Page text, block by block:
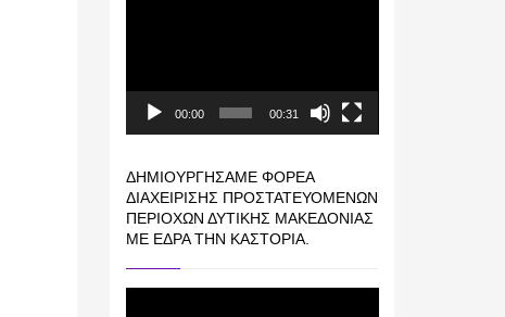
00:00 00:31
ΔΗΜΙΟΥΡΓΉΣΑΜΕ ΦΟΡΈΑ
ΔΙΑΧΕΊΡΙΣΗΣ ΠΡΟΣΤΑΤΕΥΌΜΕΝΩΝ
ΠΕΡΙΟΧΏΝ ΔΥΤΙΚΉΣ ΜΑΚΕΔΟΝΊΑΣ
ΜΕ ΈΔΡΑ ΤΗΝ ΚΑΣΤΟΡΙΆ.